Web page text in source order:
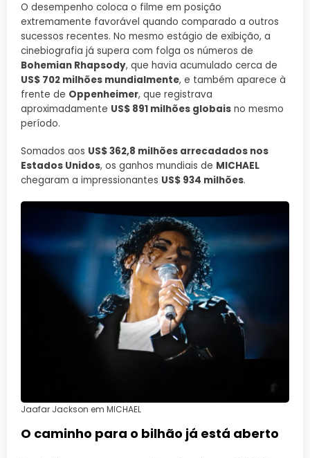
O desempenho coloca o filme em posição
extremamente favorável quando comparado a outros
sucessos recentes. No mesmo estágio de exibição, a
cinebiografia já supera com folga os números de
Bohemian Rhapsody, que havia acumulado cerca de
US$ 702 milhões mundialmente, e também aparece à
frente de Oppenheimer, que registrava
aproximadamente US$ 891 milhões globais no mesmo
período.
Somados aos US$ 362,8 milhões arrecadados nos
Estados Unidos, os ganhos mundiais de MICHAEL
chegaram a impressionantes US$ 934 milhões.
Jaafar Jackson em MICHAEL
O caminho para o bilhão já está aberto